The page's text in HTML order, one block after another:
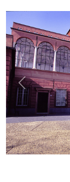
Previous